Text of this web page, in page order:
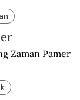
lebih awal.
Zaman Pamer